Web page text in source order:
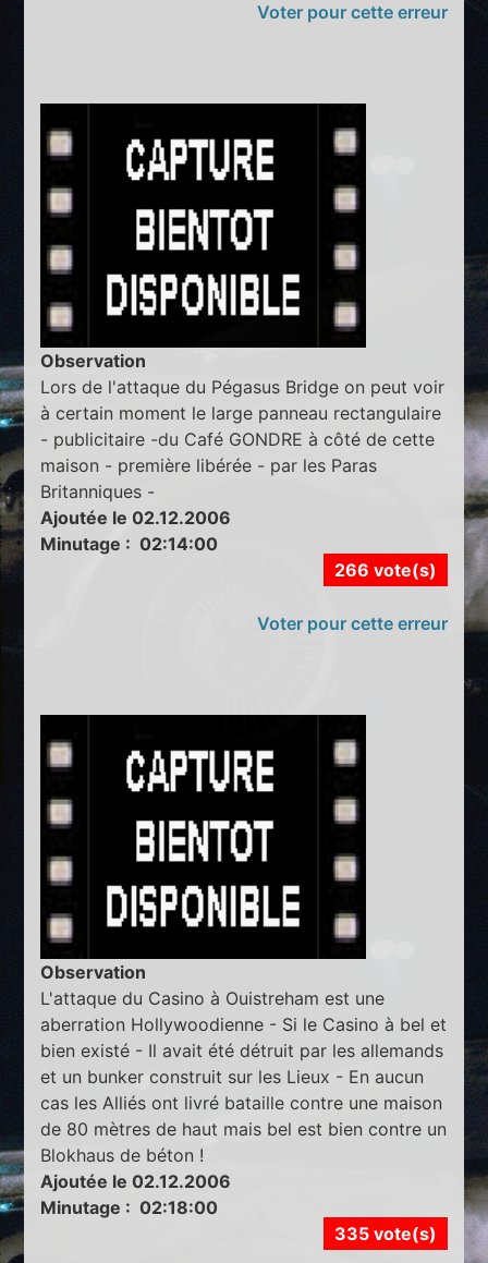
Voter pour cette erreur
Observation
Lors de l'attaque du Pégasus Bridge on peut voir
à certain moment le large panneau rectangulaire
- publicitaire -du Café GONDRE à côté de cette
maison - première libérée - par les Paras
Britanniques -
Ajoutée le 02.12.2006
Minutage : 02:14:00
266 vote(s)
Voter pour cette erreur
Observation
L'attaque du Casino à Ouistreham est une
aberration Hollywoodienne - Si le Casino à bel et
bien existé - Il avait été détruit par les allemands
et un bunker construit sur les Lieux - En aucun
cas les Alliés ont livré bataille contre une maison
de 80 mètres de haut mais bel est bien contre un
Blokhaus de béton !
Ajoutée le 02.12.2006
Minutage : 02:18:00
335 vote(s)